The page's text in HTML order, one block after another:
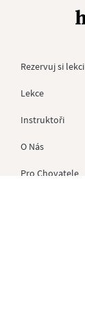
Rezervuj si lekci
Lekce
Instruktoři
O Nás
Pro Chovatele